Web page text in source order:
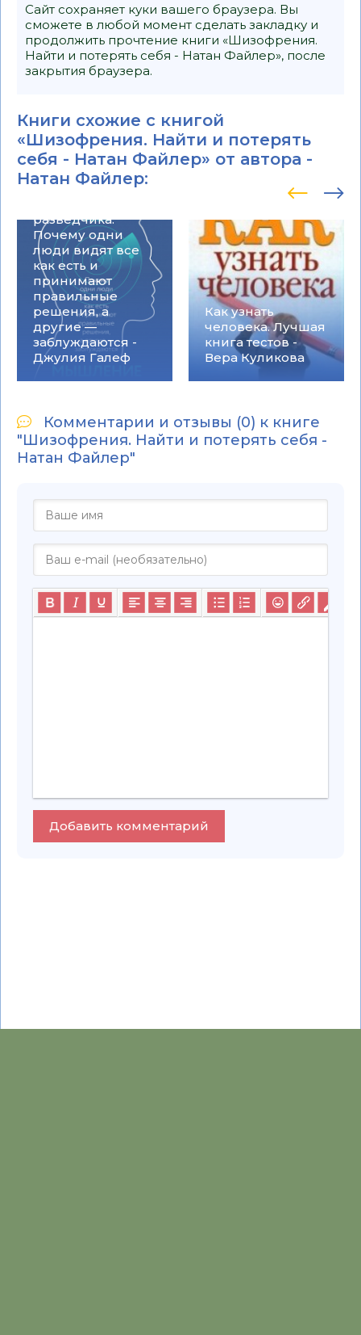
Сайт сохраняет куки вашего браузера. Вы
сможете в любой момент сделать закладку и
продолжить прочтение книги «Шизофрения.
Найти и потерять себя - Натан Файлер», после
закрытия браузера.
Книги схожие с книгой
«Шизофрения. Найти и потерять
себя - Натан Файлер» от автора -
Натан Файлер:
разведчика.
Почему одни
люди видят все
как есть и
принимают
правильные
решения, а
другие —
заблуждаются -
Джулия Галеф
Как узнать
человека. Лучшая
книга тестов -
Вера Куликова
Комментарии и отзывы (0) к книге
"Шизофрения. Найти и потерять себя -
Натан Файлер"
Добавить комментарий